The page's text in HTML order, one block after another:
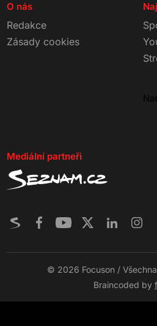
O nás
Redakce
Zásady cookies
Mediální partneři
© 2026 Focuson /
Braincoded by